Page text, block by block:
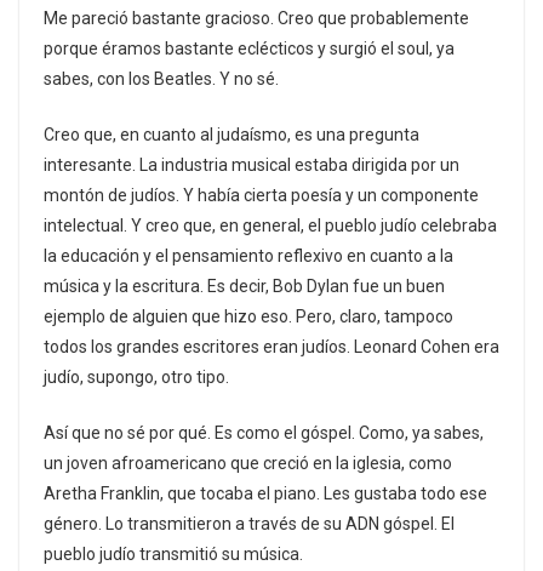
Me pareció bastante gracioso. Creo que probablemente
porque éramos bastante eclécticos y surgió el soul, ya
sabes, con los Beatles. Y no sé.
Creo que, en cuanto al judaísmo, es una pregunta
interesante. La industria musical estaba dirigida por un
montón de judíos. Y había cierta poesía y un componente
intelectual. Y creo que, en general, el pueblo judío celebraba
la educación y el pensamiento reflexivo en cuanto a la
música y la escritura. Es decir, Bob Dylan fue un buen
ejemplo de alguien que hizo eso. Pero, claro, tampoco
todos los grandes escritores eran judíos. Leonard Cohen era
judío, supongo, otro tipo.
Así que no sé por qué. Es como el góspel. Como, ya sabes,
un joven afroamericano que creció en la iglesia, como
Aretha Franklin, que tocaba el piano. Les gustaba todo ese
género. Lo transmitieron a través de su ADN góspel. El
pueblo judío transmitió su música.